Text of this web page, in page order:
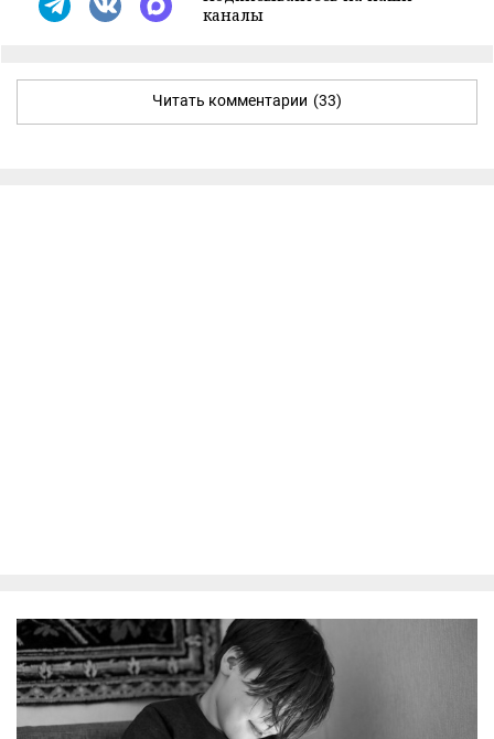
каналы
Читать комментарии (33)